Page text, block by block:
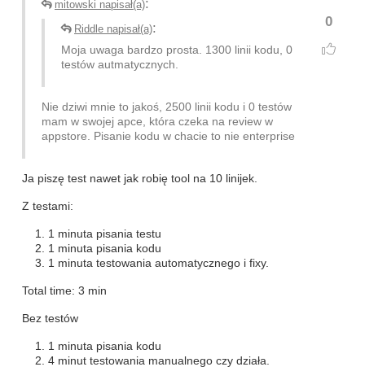
0
mitowski napisał(a):
Riddle napisał(a):
Moja uwaga bardzo prosta. 1300 linii kodu, 0
testów autmatycznych.
Nie dziwi mnie to jakoś, 2500 linii kodu i 0 testów
mam w swojej apce, która czeka na review w
appstore. Pisanie kodu w chacie to nie enterprise
Ja piszę test nawet jak robię tool na 10 linijek.
Z testami:
1 minuta pisania testu
1 minuta pisania kodu
1 minuta testowania automatycznego i fixy.
Total time: 3 min
Bez testów
1 minuta pisania kodu
4 minut testowania manualnego czy działa.